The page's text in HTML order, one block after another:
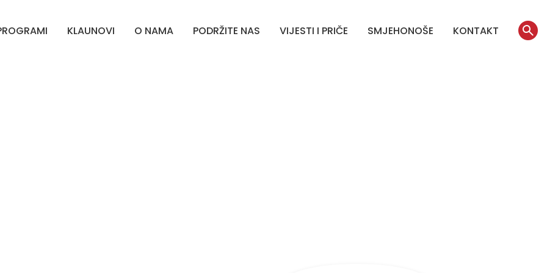
KLAUNOVI O NAMA PODRŽITE NAS VIJESTI I PRIČE SMJEHONOŠE KONTAKT